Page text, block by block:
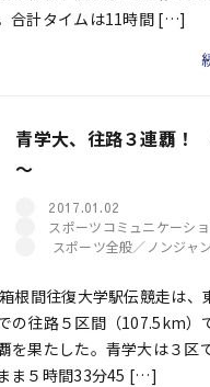
合計タイムは11時間 […]
青学大、往路３連覇！
～
2017.01.02
スポーツコミュニケーシ
スポーツ全般／ノンジャ
根間往復大学駅伝競走は、
の往路５区間（107.5km）
を果たした。青学大は３区
ま５時間33分45 […]